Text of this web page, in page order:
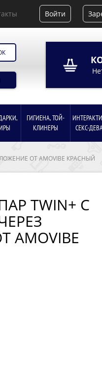
Войти
ГИГИЕНА, ТОЙ-
КЛИНЕРЫ
СЕКС-
ОТ AMOVIBE КРАСНЫЙ
TWIN+ С